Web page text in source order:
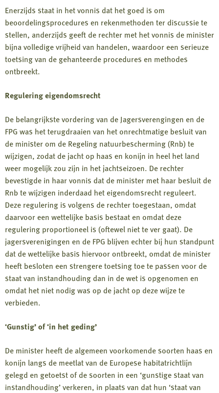
Enerzijds staat in het vonnis dat het goed is om
beoordelingsprocedures en rekenmethoden ter discussie te
stellen, anderzijds geeft de rechter met het vonnis de minister
bijna volledige vrijheid van handelen, waardoor een serieuze
toetsing van de gehanteerde procedures en methodes
ontbreekt.
Regulering eigendomsrecht
De belangrijkste vordering van de Jagersverengingen en de
FPG was het terugdraaien van het onrechtmatige besluit van
de minister om de Regeling natuurbescherming (Rnb) te
wijzigen, zodat de jacht op haas en konijn in heel het land
weer mogelijk zou zijn in het jachtseizoen. De rechter
bevestigde in haar vonnis dat de minister met haar besluit de
Rnb te wijzigen inderdaad het eigendomsrecht reguleert.
Deze regulering is volgens de rechter toegestaan, omdat
daarvoor een wettelijke basis bestaat en omdat deze
regulering proportioneel is (oftewel niet te ver gaat). De
jagersverenigingen en de FPG blijven echter bij hun standpunt
dat de wettelijke basis hiervoor ontbreekt, omdat de minister
heeft besloten een strengere toetsing toe te passen voor de
staat van instandhouding dan in de wet is opgenomen en
omdat het niet nodig was op de jacht op deze wijze te
verbieden.
‘Gunstig’ of ‘in het geding’
De minister heeft de algemeen voorkomende soorten haas en
konijn langs de meetlat van de Europese habitatrichtlijn
gelegd en getoetst of de soorten in een ‘gunstige staat van
instandhouding’ verkeren, in plaats van dat hun ‘staat van